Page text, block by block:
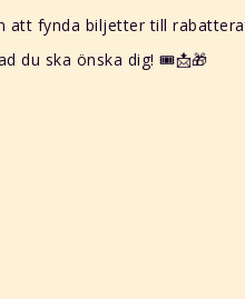
att fynda biljetter till
du ska önska dig! 🎟️📩🎁